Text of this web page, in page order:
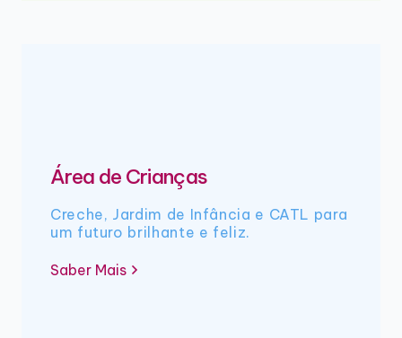
Área de Crianças
Creche, Jardim de Infância e CATL para
um futuro brilhante e feliz.
Saber Mais